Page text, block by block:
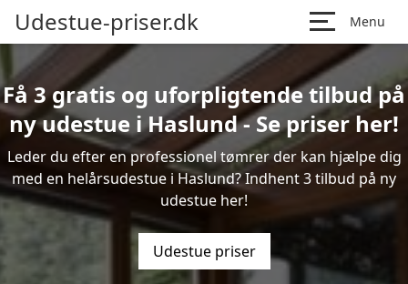
Udestue-priser.dk Menu
Få 3 gratis og uforpligtende tilbud på
ny udestue i Haslund - Se priser her!
Leder du efter en professionel tømrer der kan hjælpe dig
med en helårsudestue i Haslund? Indhent 3 tilbud på ny
udestue her!
Udestue priser